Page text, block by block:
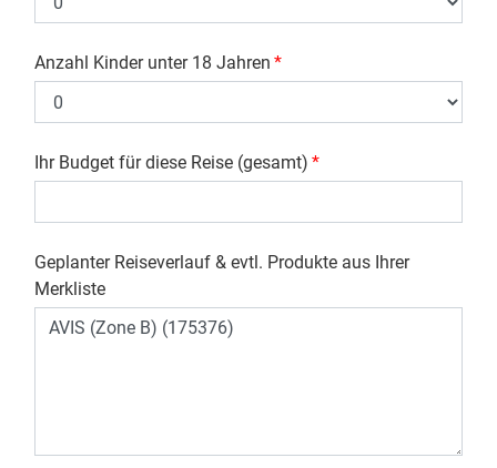
Anzahl Kinder unter 18 Jahren *
Ihr Budget für diese Reise (gesamt) *
Geplanter Reiseverlauf & evtl. Produkte aus Ihrer
Merkliste